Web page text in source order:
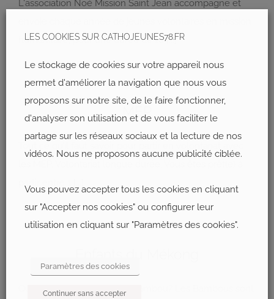
L'association Noé Mission Saint Jean accompagne et
humanitaire, pour une durée de 10[...]
MEP
Qu'est-ce qu'un volontaire Bambou? Les Bambous sont
LES COOKIES SUR CATHOJEUNES78.FR
Le stockage de cookies sur votre appareil nous
permet d'améliorer la navigation que nous vous
proposons sur notre site, de le faire fonctionner,
d'analyser son utilisation et de vous faciliter le
partage sur les réseaux sociaux et la lecture de nos
vidéos. Nous ne proposons aucune publicité ciblée.
Vous pouvez accepter tous les cookies en cliquant
sur "Accepter nos cookies" ou configurer leur
utilisation en cliquant sur "Paramètres des cookies".
Paramètres des cookies
Continuer sans accepter